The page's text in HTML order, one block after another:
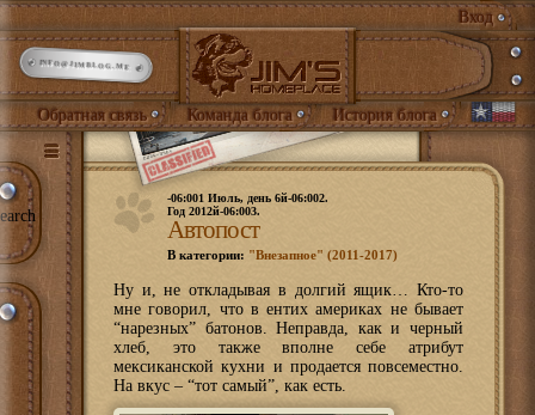
Вход
INFO@JIMBLOG.ME
Обратная связь Команда блога История блога
-06:001 Июль, день 6й-06:002.
Год 2012й-06:003.
Автопост
В категории: "Внезапное" (2011-2017)
Ну и, не откладывая в долгий ящик… Кто-то
мне говорил, что в ентих америках не бывает
“нарезных” батонов. Неправда, как и черный
хлеб, это также вполне себе атрибут
мексиканской кухни и продается повсеместно.
На вкус – “тот самый”, как есть.